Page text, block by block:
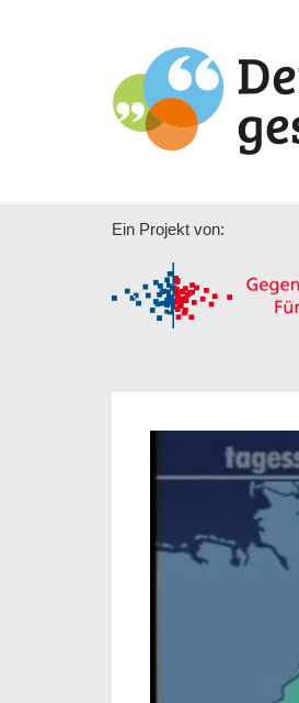
Ein Projekt von: